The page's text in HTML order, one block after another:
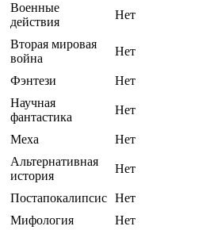
Военные
действия
Нет
Вторая мировая
война
Нет
Фэнтези
Нет
Научная
фантастика
Нет
Меха
Нет
Альтернативная
история
Нет
Постапокалипсис Нет
Мифология
Нет